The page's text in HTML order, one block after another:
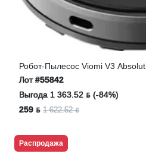
Робот-Пылесос Viomi V3 Absolut
Лот#55842
Выгода 1 363.52 ƃ (-84%)
259 ƃ 1 622.52 ƃ
Распродажа